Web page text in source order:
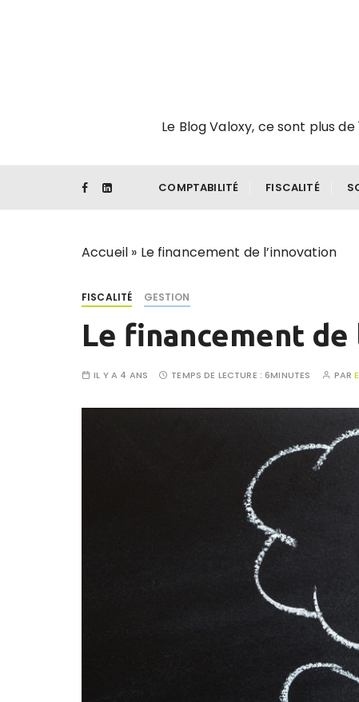
Le Blog Valoxy, ce sont plus
COMPTABILITÉ FISCALITÉ
Accueil » Le financement de l’innovation
FISCALITÉ GESTION
Le financement de
IL Y A 4 ANS TEMPS DE LECTURE :6MINUTES PAR